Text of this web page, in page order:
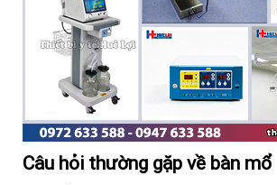
Câu hỏi thường gặp về bàn mổ